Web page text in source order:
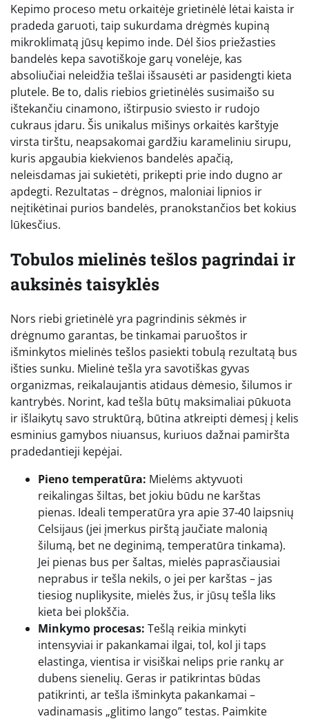
Kepimo proceso metu orkaitėje grietinėlė lėtai kaista ir
pradeda garuoti, taip sukurdama drėgmės kupiną
mikroklimatą jūsų kepimo inde. Dėl šios priežasties
bandelės kepa savotiškoje garų vonelėje, kas
absoliučiai neleidžia tešlai išsausėti ar pasidengti kieta
plutele. Be to, dalis riebios grietinėlės susimaišo su
ištekančiu cinamono, ištirpusio sviesto ir rudojo
cukraus įdaru. Šis unikalus mišinys orkaitės karštyje
virsta tirštu, neapsakomai gardžiu karameliniu sirupu,
kuris apgaubia kiekvienos bandelės apačią,
neleisdamas jai sukietėti, prikepti prie indo dugno ar
apdegti. Rezultatas – drėgnos, maloniai lipnios ir
neįtikėtinai purios bandelės, pranokstančios bet kokius
lūkesčius.
Tobulos mielinės tešlos pagrindai ir
auksinės taisyklės
Nors riebi grietinėlė yra pagrindinis sėkmės ir
drėgnumo garantas, be tinkamai paruoštos ir
išminkytos mielinės tešlos pasiekti tobulą rezultatą bus
išties sunku. Mielinė tešla yra savotiškas gyvas
organizmas, reikalaujantis atidaus dėmesio, šilumos ir
kantrybės. Norint, kad tešla būtų maksimaliai pūkuota
ir išlaikytų savo struktūrą, būtina atkreipti dėmesį į kelis
esminius gamybos niuansus, kuriuos dažnai pamiršta
pradedantieji kepėjai.
Pieno temperatūra: Mielėms aktyvuoti
reikalingas šiltas, bet jokiu būdu ne karštas
pienas. Ideali temperatūra yra apie 37-40 laipsnių
Celsijaus (jei įmerkus pirštą jaučiate malonią
šilumą, bet ne deginimą, temperatūra tinkama).
Jei pienas bus per šaltas, mielės paprasčiausiai
neprabus ir tešla nekils, o jei per karštas – jas
tiesiog nuplikysite, mielės žus, ir jūsų tešla liks
kieta bei plokščia.
Minkymo procesas: Tešlą reikia minkyti
intensyviai ir pakankamai ilgai, tol, kol ji taps
elastinga, vientisa ir visiškai nelips prie rankų ar
dubens sienelių. Geras ir patikrintas būdas
patikrinti, ar tešla išminkyta pakankamai –
vadinamasis „glitimo lango” testas. Paimkite